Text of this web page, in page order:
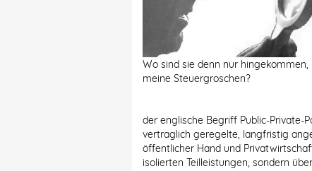
Wo sind sie denn nur hingekommen,
meine Steuergroschen?
der englische Begriff Public-Private-
vertraglich geregelte, langfristig
öffentlicher Hand und
isolierten Teilleistungen, sondern